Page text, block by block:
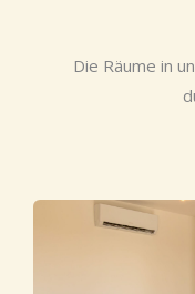
Die Räume in